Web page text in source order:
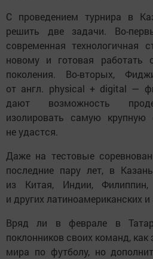
С проведением турнира в
решить две задачи. Во-
современная технологичная
новому и готовая работать
поколения. Во-вторых,
от англ. physical + digital —
дают возможность
изолировать самую
не удастся.
Даже на тестовые
последние пару лет, в
из Китая, Индии,
и других латиноамериканских и
Вряд ли в феврале в
поклонников своих команд,
мира по футболу, но